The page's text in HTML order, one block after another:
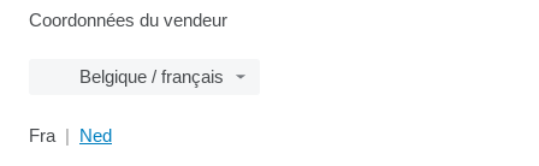
Coordonnées du vendeur
Belgique / français
Fra Ned